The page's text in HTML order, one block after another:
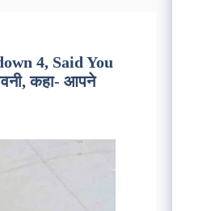
4, Said You
कहा- आपने